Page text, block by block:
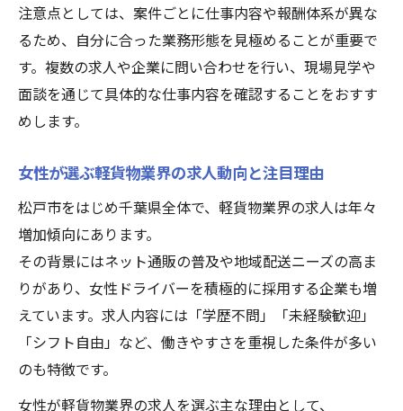
女性ドライバーに優しい軽貨物職場環境と
は
軽貨物配送で収入アップを目指すコツを伝
授
説
び方
注意点としては、案件ごとに仕事内容や報酬体系が異な
るため、自分に合った業務形態を見極めることが重要で
す。複数の求人や企業に問い合わせを行い、現場見学や
面談を通じて具体的な仕事内容を確認することをおすす
めします。
女性が選ぶ軽貨物業界の求人動向と注目理由
松戸市をはじめ千葉県全体で、軽貨物業界の求人は年々
増加傾向にあります。
その背景にはネット通販の普及や地域配送ニーズの高ま
りがあり、女性ドライバーを積極的に採用する企業も増
えています。求人内容には「学歴不問」「未経験歓迎」
「シフト自由」など、働きやすさを重視した条件が多い
のも特徴です。
女性が軽貨物業界の求人を選ぶ主な理由として、